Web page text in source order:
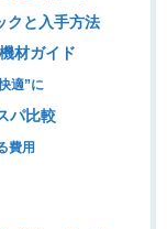
クと入手方法
材ガイド
適”に
パ比較
費用